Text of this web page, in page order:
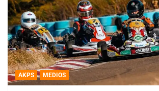
AKPS MEDIOS